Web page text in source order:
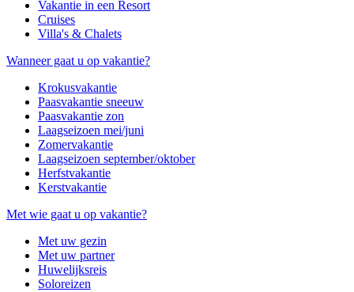
Vakantie in een Resort
Cruises
Villa's & Chalets
Wanneer gaat u op vakantie?
Krokusvakantie
Paasvakantie sneeuw
Paasvakantie zon
Laagseizoen mei/juni
Zomervakantie
Laagseizoen september/oktober
Herfstvakantie
Kerstvakantie
Met wie gaat u op vakantie?
Met uw gezin
Met uw partner
Huwelijksreis
Soloreizen